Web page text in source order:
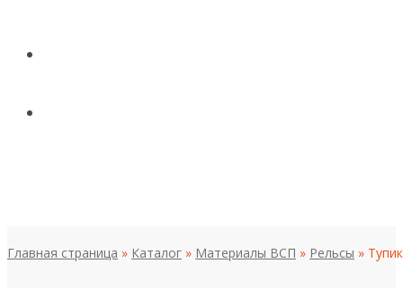
Главная страница » Каталог » Материалы ВСП » Рельсы »